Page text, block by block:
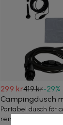
299 kr419 kr-29%
Campingdusch
Portabel dusch för
rengöring utomhus.